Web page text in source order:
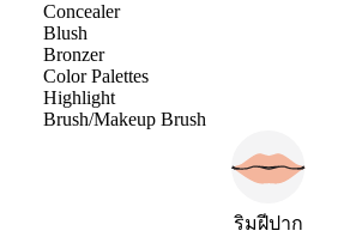
Concealer
Blush
Bronzer
Color Palettes
Highlight
Brush/Makeup Brush
ริมฝีปาก